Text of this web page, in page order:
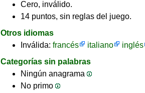
Cero, inválido.
14 puntos, sin reglas del juego.
Otros idiomas
Inválida: francés italiano inglés
Categorías sin palabras
Ningún anagrama
No primo